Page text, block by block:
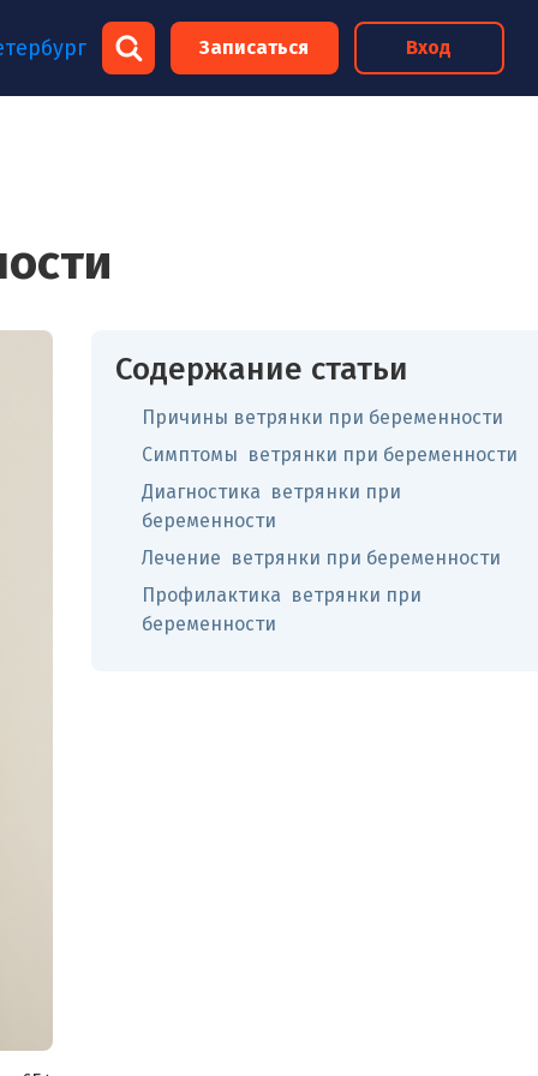
Записаться Вход
Содержание статьи
Причины ветрянки при беременности
Симптомы ветрянки при беременности
Диагностика ветрянки при
беременности
Лечение ветрянки при беременности
Профилактика ветрянки при
беременности
×